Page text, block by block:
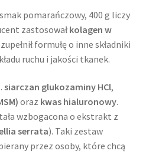
pomarańczowy, 400 g liczy
zastosowałkolagen w
formułę o inne składniki
ruchu i jakości tkanek.
siarczan glukozaminy HCl,
oraz kwas hialuronowy.
wzbogacona o ekstrakt z
serrata). Taki zestaw
przez osoby, które chcą